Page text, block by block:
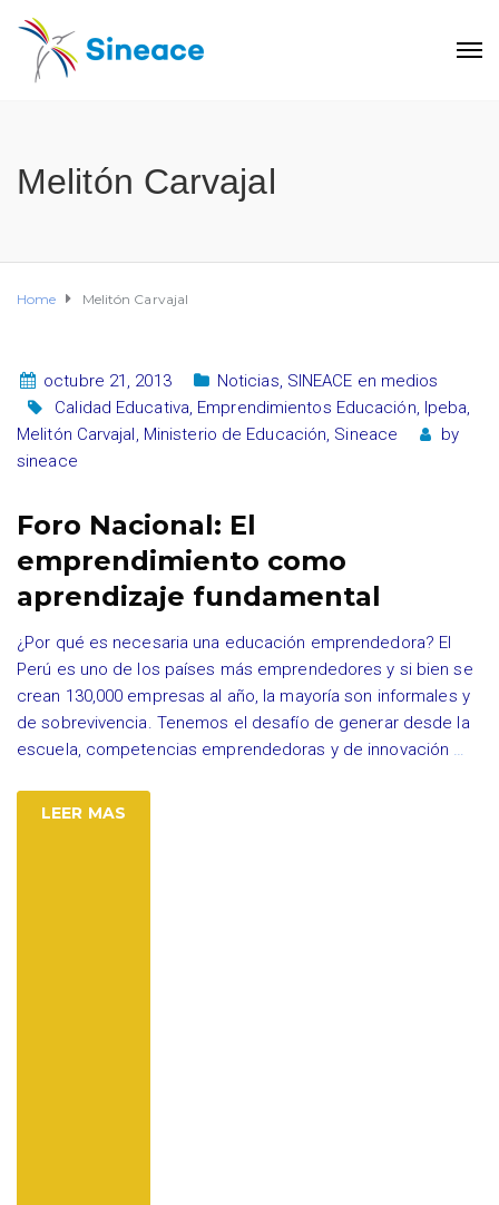
Melitón Carvajal
Home Melitón Carvajal
octubre 21, 2013 Noticias, SINEACE en medios
Calidad Educativa, Emprendimientos Educación, Ipeba,
Melitón Carvajal, Ministerio de Educación, Sineace
by
sineace
Foro Nacional: El
emprendimiento como
aprendizaje fundamental
¿Por qué es necesaria una educación emprendedora? El
Perú es uno de los países más emprendedores y si bien se
crean 130,000 empresas al año, la mayoría son informales y
de sobrevivencia. Tenemos el desafío de generar desde la
escuela, competencias emprendedoras y de innovación …
LEER MAS